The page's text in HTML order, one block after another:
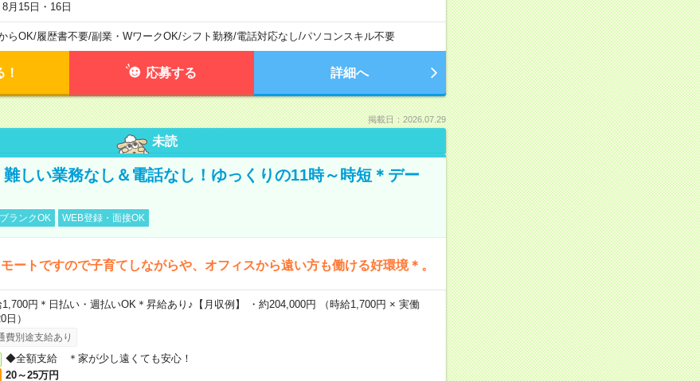
月15日・16日
らOK/履歴書不要/副業・WワークOK/シフト勤務/電話対応なし/パソコンスキル不要
応募する 詳細へ
掲載日：2026.07.29
未読
難しい業務なし＆電話なし！ゆっくりの11時～時短＊デー
ブランクOK WEB登録・面接OK
ートですので子育てしながらや、オフィスから遠い方も働ける好環境＊。
円＊日払い・週払いOK＊昇給あり♪【月収例】 ・約204,000円 （時給1,700円 × 実働
日）
費別途支給あり
◆全額支給 ＊家が少し遠くても安心！
20～25万円